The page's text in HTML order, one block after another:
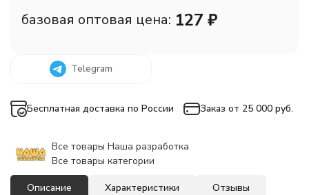
базовая оптовая цена: 127 ₽
Telegram
Бесплатная доставка по России Заказ от 25 000 руб.
Все товары Наша разработка
Все товары категории
Описание Характеристики Отзывы